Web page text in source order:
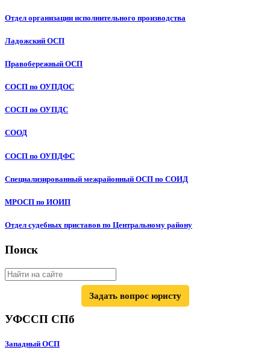
Отдел организации исполнительного производства
Ладожский ОСП
Правобережный ОСП
СОСП по ОУПДОС
СОСП по ОУПДС
СООД
СОСП по ОУПДФС
Специализированный межрайонный ОСП по СОИД
МРОСП по ИОИП
Отдел судебных приставов по Центральному району
Поиск
Задать вопрос юристу
УФССП СПб
Западный ОСП